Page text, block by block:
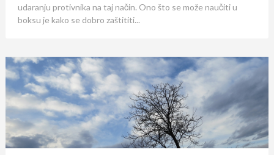
udaranju protivnika na taj način. Ono što se može naučiti u
boksu je kako se dobro zaštititi...